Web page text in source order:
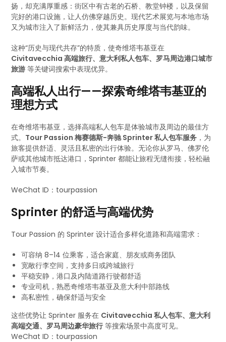
扬，却充满厚重感：街区中有古老的石桥、教堂钟楼，以及保留
完好的港口设施，让人仿佛穿越历史。现代艺术展览与本地市场
又为城市注入了新鲜活力，使其兼具历史厚度与当代韵味。
这种“历史与现代共存”的特质，使奇维塔韦基亚在
Civitavecchia 高端旅行、意大利私人包车、罗马周边港口城市
旅游 等关键词搜索中表现优异。
高端私人出行——探索奇维塔韦基亚的
理想方式
在奇维塔韦基亚，选择高端私人包车是体验城市及周边的最佳方
式。 Tour Passion 梅赛德斯-奔驰 Sprinter 私人包车服务 ，为
旅客提供舒适、灵活且私密的出行体验。无论你从罗马、佛罗伦
萨或其他城市抵达港口，Sprinter 都能让旅程无缝衔接，轻松融
入城市节奏。
WeChat ID：tourpassion
Sprinter 的舒适与高端优势
Tour Passion 的 Sprinter 设计适合多样化道路和高端需求：
可容纳 8–14 位乘客，适合家庭、朋友或商务团队
宽敞行李空间，支持多日或跨城旅行
平稳安静，港口及内陆道路行驶都舒适
专业司机，熟悉奇维塔韦基亚及意大利中部路线
高私密性，确保舒适与安全
这些优势让 Sprinter 服务在 Civitavecchia 私人包车、意大利
高端交通、罗马周边豪华旅行 等搜索场景中高度可见。
WeChat ID：tourpassion